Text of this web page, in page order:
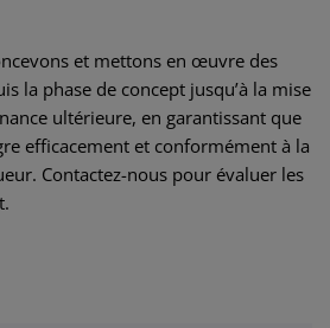
et mettons en œuvre des
la phase de concept jusqu’à la mise
ultérieure, en garantissant que
efficacement et conformément à la
Contactez-nous pour évaluer les